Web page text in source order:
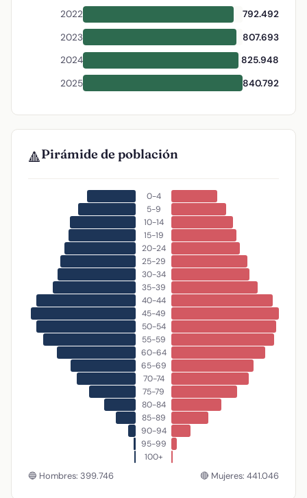
2022
792.492
2023
807.693
2024
825.948
2025
840.792
🔺Pirámide de población
0-4
5-9
10-14
15-19
20-24
25-29
30-34
35-39
40-44
45-49
50-54
55-59
60-64
65-69
70-74
75-79
80-84
85-89
90-94
95-99
100+
🔵 Hombres: 399.746 🔴 Mujeres: 441.046